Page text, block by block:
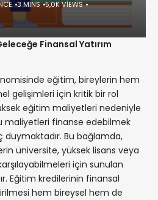
3 MINS 5,0K VIEWS
Finansal Yatırım
eğitim, bireylerin hem
gelişimleri için kritik bir rol
eğitim maliyetleri nedeniyle
maliyetleri finanse edebilmek
Bu bağlamda,
üniversite, yüksek lisans veya
için sunulan
Eğitim kredilerinin finansal
hem bireysel hem de